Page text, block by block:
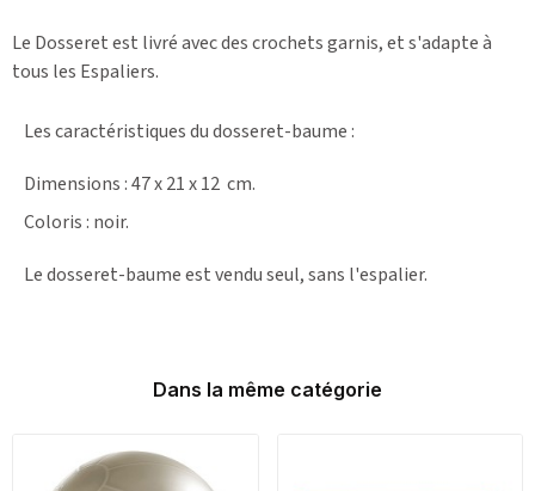
Le Dosseret est livré avec des crochets garnis, et s'adapte à
tous les Espaliers.
Les caractéristiques du dosseret-baume :
Dimensions : 47 x 21 x 12 cm.
Coloris : noir.
Le dosseret-baume est vendu seul, sans l'espalier.
Dans la même catégorie